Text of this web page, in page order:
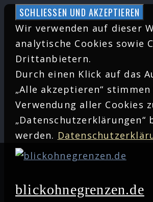
Zum
Inhalt
springen
Wir verwenden auf dieser
analytische Cookies sowie
Drittanbietern.
Durch einen Klick auf das
„Alle akzeptieren“ stimmen
Verwendung aller Cookies
„Datenschutzerklärungen“
werden.
blickohnegrenzen.de